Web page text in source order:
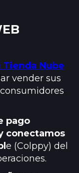
Nube
vender sus
pago
conectamos
e (Colppy) del